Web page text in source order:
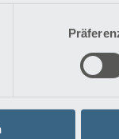
der Atmung